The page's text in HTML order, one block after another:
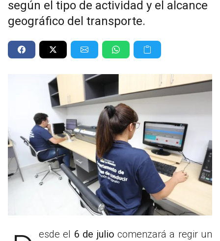
según el tipo de actividad y el alcance
geográfico del transporte.
Desde el 6 de julio comenzará a regir un